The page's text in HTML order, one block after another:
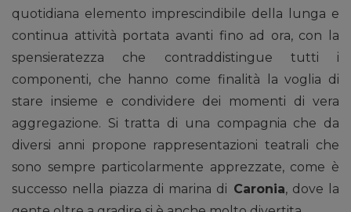
quotidiana elemento imprescindibile della lunga e
continua attività portata avanti fino ad ora, con la
spensieratezza che contraddistingue tutti i
componenti, che hanno come finalità la voglia di
stare insieme e condividere dei momenti di vera
aggregazione. Si tratta di una compagnia che da
diversi anni propone rappresentazioni teatrali che
sono sempre particolarmente apprezzate, come è
successo nella piazza di marina di Caronia, dove la